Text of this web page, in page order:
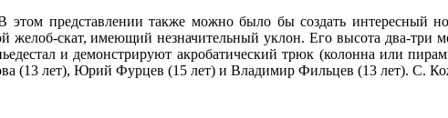
представлении также можно было бы создать интересный
скат, имею­щий незначительный уклон. Его высота два-три
и демонстрируют акробатический трюк (колонна или
(13 лет), Юрий Фурцев (15 лет) и Владимир Филь­цев (13 лет). С.